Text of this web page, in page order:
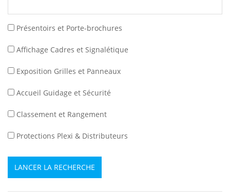
Présentoirs et Porte-brochures
Affichage Cadres et Signalétique
Exposition Grilles et Panneaux
Accueil Guidage et Sécurité
Classement et Rangement
Protections Plexi & Distributeurs
LANCER LA RECHERCHE